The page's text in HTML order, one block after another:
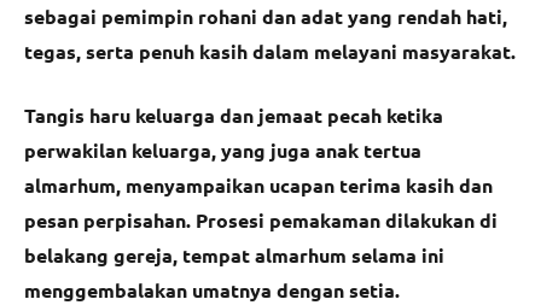
sebagai pemimpin rohani dan adat yang rendah hati,
tegas, serta penuh kasih dalam melayani masyarakat.
Tangis haru keluarga dan jemaat pecah ketika
perwakilan keluarga, yang juga anak tertua
almarhum, menyampaikan ucapan terima kasih dan
pesan perpisahan. Prosesi pemakaman dilakukan di
belakang gereja, tempat almarhum selama ini
menggembalakan umatnya dengan setia.